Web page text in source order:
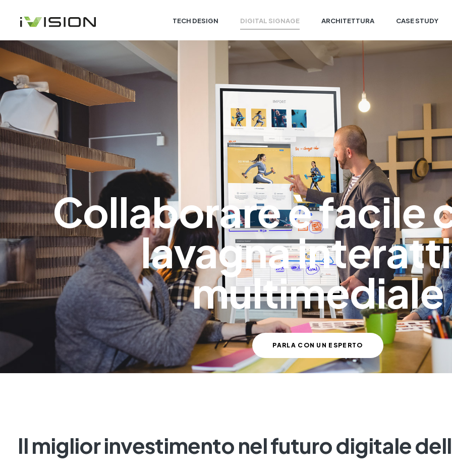
TECH DESIGN DIGITAL SIGNAGE ARCHITETTURA CASE STUDY
Collaborare è facile
lavagna
multimediale
PARLA CON UN ESPERTO
Il miglior investimento nel futuro digitale